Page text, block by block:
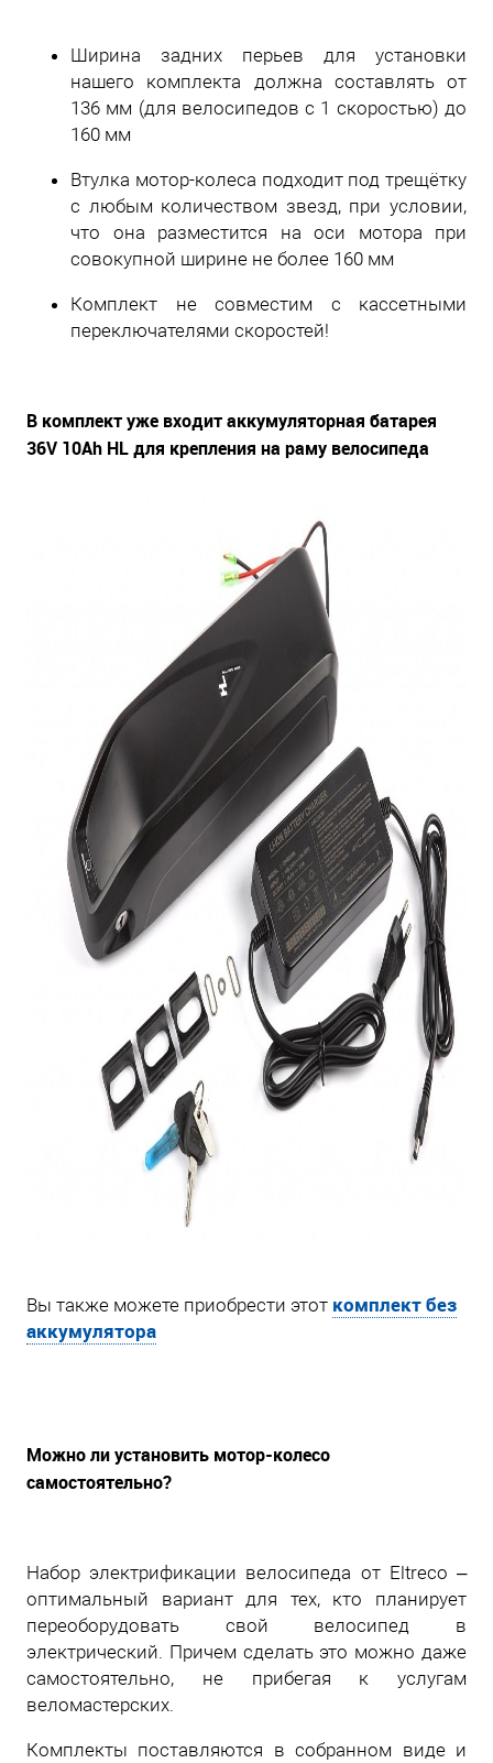
Ширина задних перьев для установки
нашего комплекта должна составлять от
136 мм (для велосипедов с 1 скоростью) до
160 мм
Втулка мотор-колеса подходит под трещётку
с любым количеством звезд, при условии,
что она разместится на оси мотора при
совокупной ширине не более 160 мм
Комплект не совместим с кассетными
переключателями скоростей!
В комплект уже входит аккумуляторная батарея
36V 10Ah HL для крепления на раму велосипеда
Вы также можете приобрести этот комплект без
аккумулятора
Можно ли установить мотор-колесо
самостоятельно?
Набор электрификации велосипеда от Eltreco –
оптимальный вариант для тех, кто планирует
переоборудовать свой велосипед в
электрический. Причем сделать это можно даже
самостоятельно, не прибегая к услугам
веломастерских.
Комплекты поставляются в собранном виде и